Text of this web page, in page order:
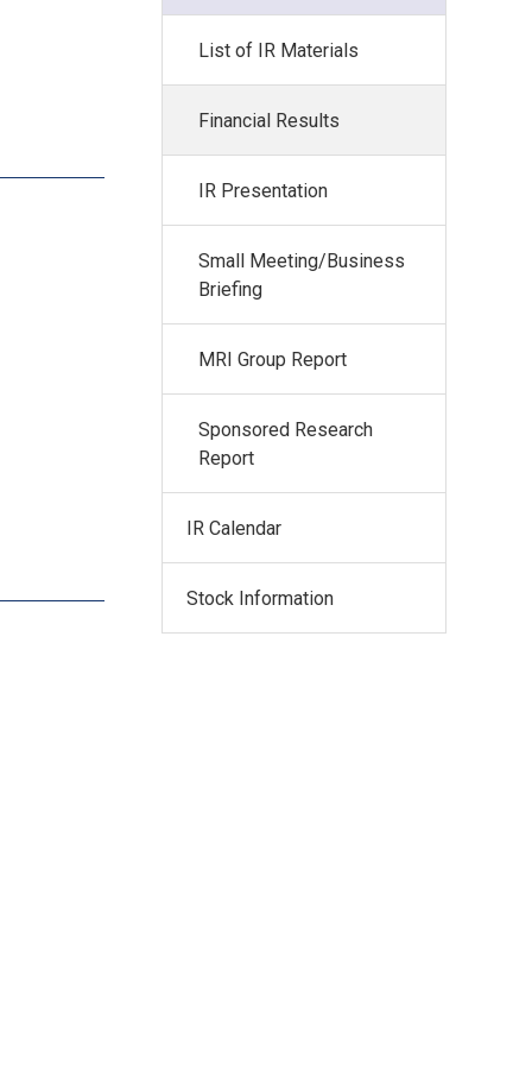
List of IR Materials
Financial Results
IR Presentation
Small Meeting/Business
Briefing
MRI Group Report
Sponsored Research
Report
IR Calendar
Stock Information